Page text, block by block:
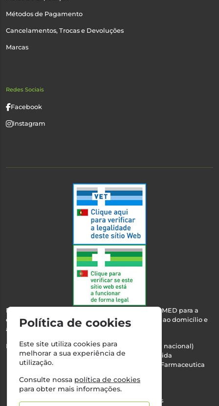
Métodos de Pagamento
Cancelamentos, Trocas e Devoluções
Marcas
Redes Sociais
Facebook
Instagram
Esta farmácia encontra-se autorizada pelo INFARMED para a
dispensa de medicamentos e produtos de saúde ao domicílio e
através da internet.
Nº Infarmed: 21 798 7100 (chamada para rede fixa nacional)
Direção Técnica:Maria Teresa Almeida
NIPC:510103669 | Teresa Almeida - Sociedade Farmaceutica
Alvará nº:2994
©2026 Todos os direitos reservados
Política de cookies
Este site utiliza cookies para
melhorar a sua experiência de
utilização.
Consulte nossa política de cookies
para obter mais informações.